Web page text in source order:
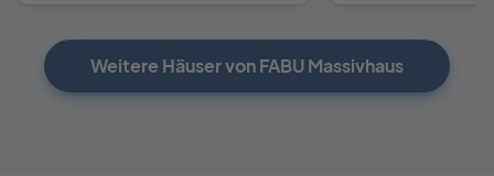
Weitere Häuser von FABU Massivhaus